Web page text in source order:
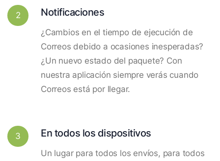
2 Notificaciones
¿Cambios en el tiempo de ejecución de
Correos debido a ocasiones inesperadas?
¿Un nuevo estado del paquete? Con
nuestra aplicación siempre verás cuando
Correos está por llegar.
3 En todos los dispositivos
Un lugar para todos los envíos, para todos